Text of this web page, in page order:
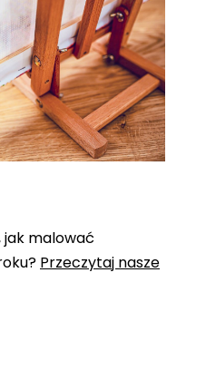
jak malować
Przeczytaj nasze